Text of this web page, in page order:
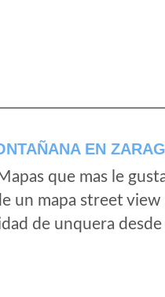
EN
que mas le
un mapa street view
de unquera desde